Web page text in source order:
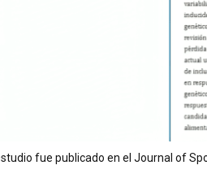
fue publicado en el Journal of